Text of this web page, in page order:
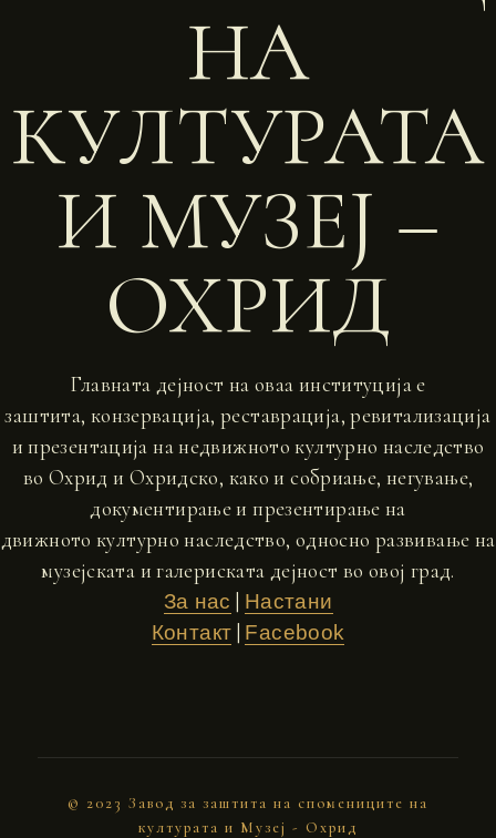
НА
КУЛТУРАТА
И МУЗЕЈ –
ОХРИД
Главната дејност на оваа институција е
заштита, конзервација, реставрација, ревитализација
и презентација на недвижното културно наследство
во Охрид и Охридско, како и собриање, негување,
документирање и презентирање на
движното културно наследство, односно развивање на
музејската и галериската дејност во овој град.
За нас
Настани
Контакт
Facebook
© 2023 Завод за заштита на спомениците на
културата и Музеј - Охрид